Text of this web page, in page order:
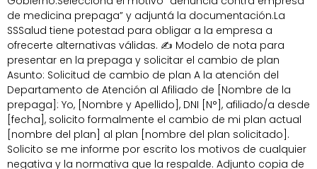
de medicina prepaga” y adjuntá la documentación.La
SSSalud tiene potestad para obligar a la empresa a
ofrecerte alternativas válidas. ✍ Modelo de nota para
presentar en la prepaga y solicitar el cambio de plan
Asunto: Solicitud de cambio de plan A la atención del
Departamento de Atención al Afiliado de [Nombre de la
prepaga]: Yo, [Nombre y Apellido], DNI [N°], afiliado/a desde
[fecha], solicito formalmente el cambio de mi plan actual
[nombre del plan] al plan [nombre del plan solicitado].
Solicito se me informe por escrito los motivos de cualquier
negativa y la normativa que la respalde. Adjunto copia de